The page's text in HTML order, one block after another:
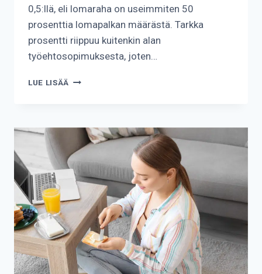
0,5:llä, eli lomaraha on useimmiten 50
prosenttia lomapalkan määrästä. Tarkka
prosentti riippuu kuitenkin alan
työehtosopimuksesta, joten…
LUE LISÄÄ KUINKA